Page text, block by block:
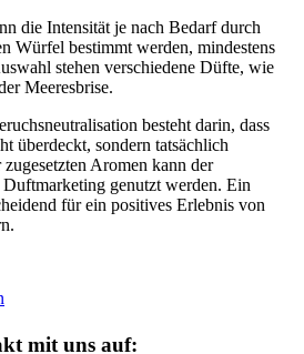
die Intensität je nach Bedarf durch
Würfel bestimmt werden, mindestens
stehen verschiedene Düfte, wie
Meeresbrise.
besteht darin, dass
überdeckt, sondern tatsächlich
Aromen kann der
Duftmarketing genutzt werden. Ein
für ein positives Erlebnis von
mit uns auf: